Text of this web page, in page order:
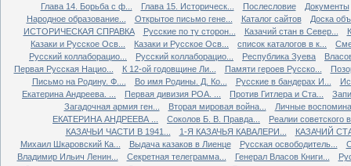
Глава 14. Борьба с ф...
Глава 15. Историческ... Послесловие
Документы
Народное образование...
Открытое письмо гене... Каталог сайтов
Доска
ИСТОРИЧЕСКАЯ СПРАВКА
Русские по ту сторон... Казачий стан в Север...
Казаки и Русское Осв...
Казаки и Русское Осв... список каталогов в к...
Русский коллаборацио...
Русский коллаборацио... Республика Зуева
Первая Русская Нацио...
К 12-ой годовщине Ли... Памяти героев Русско...
Письмо на Родину. Ф....
Во имя Родины. Д. Ко... Русские в бандерах И...
Екатерина Андреева. ...
Первая дивизия РОА. ... Против Гитлера и Ста...
Загадочная армия ген...
Вторая мировая война...
Личные
ЕКАТЕРИНА АНДРЕЕВА ...
Соколов Б. В. Правда...
Реалии советского
КАЗАЧЬИ ЧАСТИ В 1941...
1-Я КАЗАЧЬЯ КАВАЛЕРИ...
КАЗАЧИЙ
Михаил Шкаровский Ка...
Выдача казаков в Лиенце Русская освободитель...
Владимир Ильич Ленин...
Секретная телеграмма... Генерал Власов Книги...